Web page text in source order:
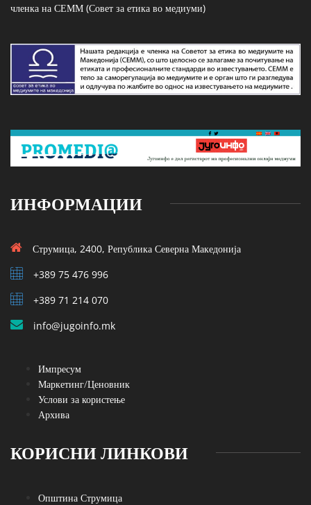
членка на СЕММ (Совет за етика во медиуми)
ИНФОРМАЦИИ
Струмица, 2400, Република Северна Македонија
+389 75 476 996
+389 71 214 070
info@jugoinfo.mk
Импресум
Маркетинг/Ценовник
Услови за користење
Архива
КОРИСНИ ЛИНКОВИ
Општина Струмица